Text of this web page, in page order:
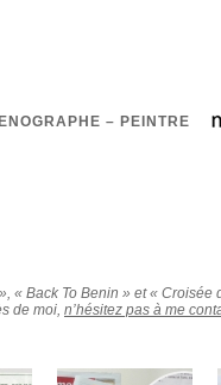
– PEINTRE
« Back To Benin » et «
de moi, n’hésitez pas à me